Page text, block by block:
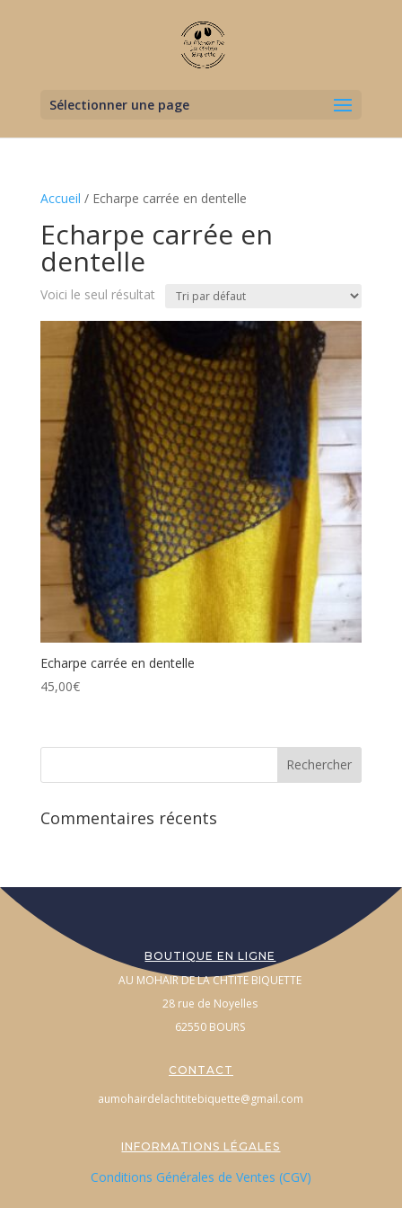
Sélectionner une page
Accueil / Echarpe carrée en dentelle
Echarpe carrée en
dentelle
Voici le seul résultat
Echarpe carrée en dentelle
45,00€
Commentaires récents
BOUTIQUE EN LIGNE
AU MOHAIR DE LA CHTITE BIQUETTE
28 rue de Noyelles
62550 BOURS
CONTACT
aumohairdelachtitebiquette@gmail.com
INFORMATIONS LÉGALES
Conditions Générales de Ventes (CGV)